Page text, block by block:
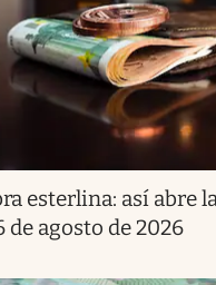
esterlina: así abre
de agosto de 2026